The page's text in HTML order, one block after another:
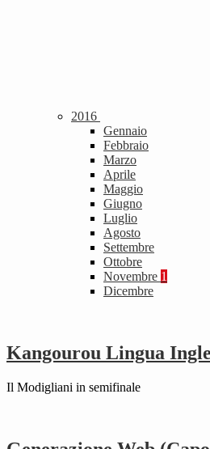
2016
Gennaio
Febbraio
Marzo
Aprile
Maggio
Giugno
Luglio
Agosto
Settembre
Ottobre
Novembre 1
Dicembre
Kangourou Lingua
Il Modigliani in semifinale